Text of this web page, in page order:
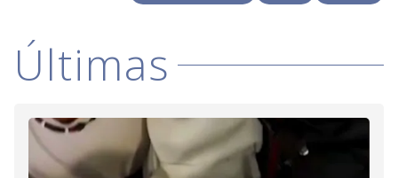
i
d
Últimas